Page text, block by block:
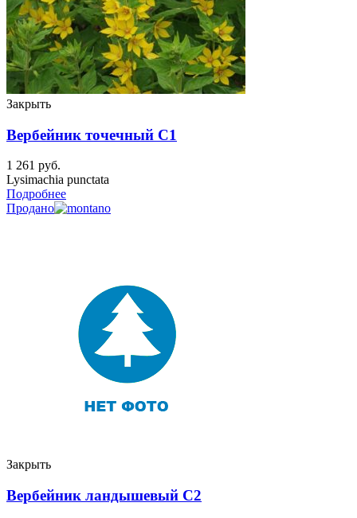
Закрыть
Вербейник точечный C1
1 261 руб.
Lysimachia punctata
Подробнее
Продано
Закрыть
Вербейник ландышевый C2